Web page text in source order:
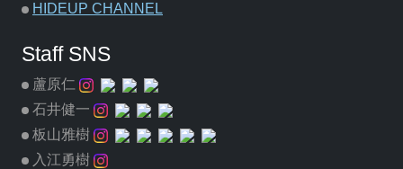
HIDEUP CHANNEL
Staff SNS
蘆原仁
石井健一
板山雅樹
入江勇樹